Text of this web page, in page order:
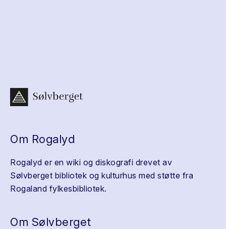
Om Rogalyd
Rogalyd er en wiki og diskografi drevet av
Sølvberget bibliotek og kulturhus med støtte fra
Rogaland fylkesbibliotek.
Om Sølvberget